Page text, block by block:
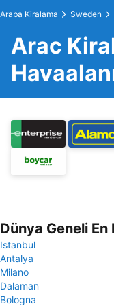
Araba Kiralama Sweden
Arac
Dünya Geneli
Istanbul
Antalya
Milano
Dalaman
Bologna